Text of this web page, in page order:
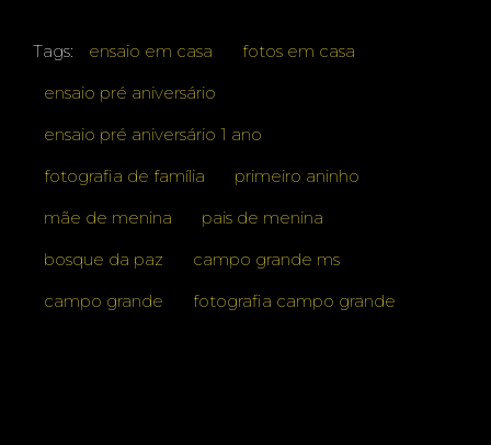
Tags: ensaio em casa
fotos em casa
ensaio pré aniversário
ensaio pré aniversário 1 ano
fotografia de família
primeiro aninho
mãe de menina
pais de menina
bosque da paz
campo grande ms
campo grande
fotografia campo grande